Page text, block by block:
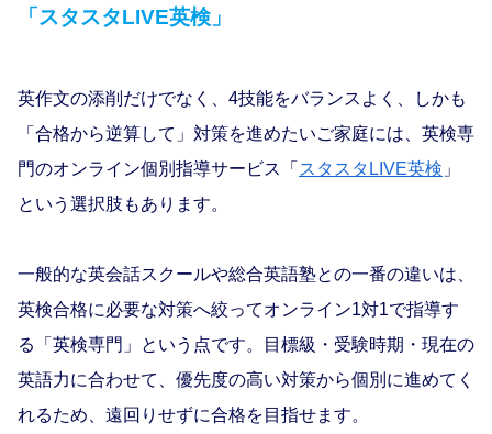
「スタスタLIVE英検」
英作文の添削だけでなく、4技能をバランスよく、しかも
「合格から逆算して」対策を進めたいご家庭には、英検専
門のオンライン個別指導サービス「 スタスタLIVE英検 」
という選択肢もあります。
一般的な英会話スクールや総合英語塾との一番の違いは、
英検合格に必要な対策へ絞ってオンライン1対1で指導す
る「英検専門」という点です。目標級・受験時期・現在の
英語力に合わせて、優先度の高い対策から個別に進めてく
れるため、遠回りせずに合格を目指せます。